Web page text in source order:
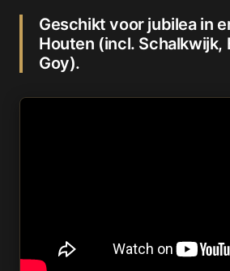
Geschikt voor jubilea in
Houten (incl. Schalkwijk,
Goy).